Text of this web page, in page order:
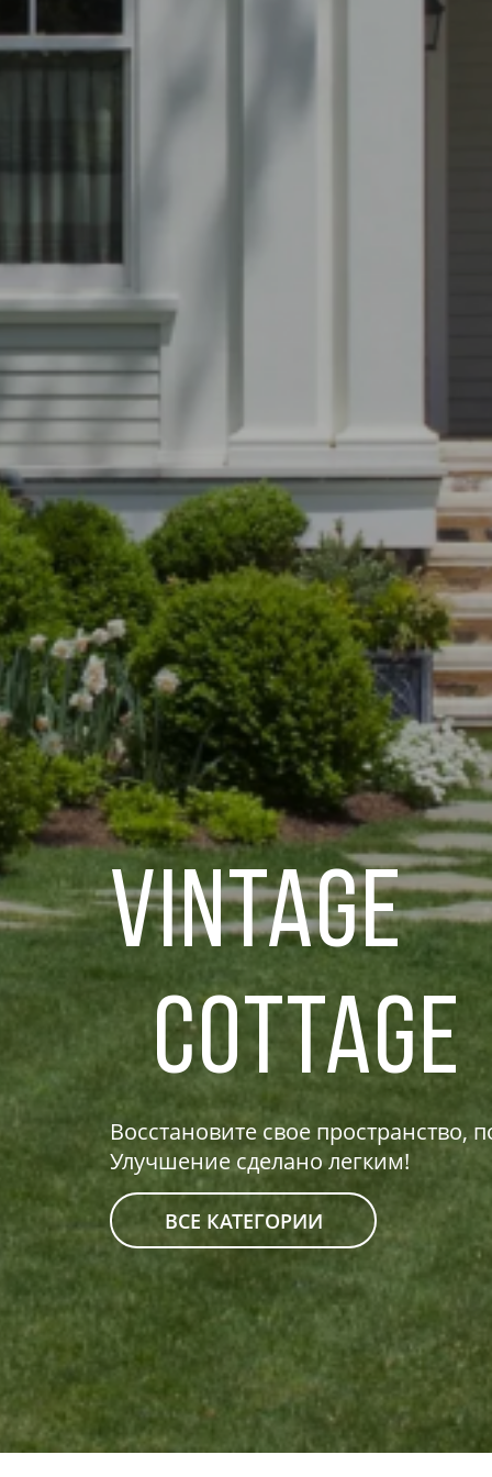
Vintage
cottage
Восстановите свое
Улучшение сделано легким!
ВСЕ КАТЕГОРИИ